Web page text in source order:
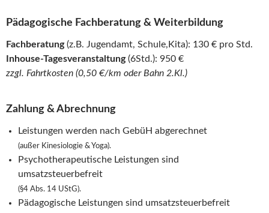
Pädagogische Fachberatung & Weiterbildung
Fachberatung(z.B. Jugendamt, Schule,Kita): 130 € pro Std.
Inhouse-Tagesveranstaltung(6Std.): 950 €
zzgl. Fahrtkosten (0,50 €/km oder Bahn 2.Kl.)
Zahlung & Abrechnung
Leistungen werden nach GebüH abgerechnet
(außer Kinesiologie & Yoga).
Psychotherapeutische Leistungen sind
umsatzsteuerbefreit
(§4 Abs. 14 UStG).
Pädagogische Leistungen sind umsatzsteuerbefreit